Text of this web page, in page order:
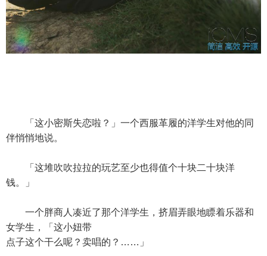
「这小密斯失恋啦？」一个西服革履的洋学生对他的同
伴悄悄地说。
「这堆吹吹拉拉的玩艺至少也得值个十块二十块洋
钱。」
一个胖商人凑近了那个洋学生，挤眉弄眼地瞟着乐器和
女学生，「这小妞带
点子这个干么呢？卖唱的？……」